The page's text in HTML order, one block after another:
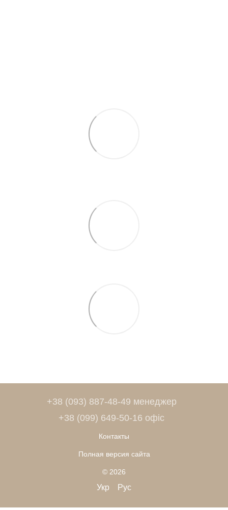
+38 (093) 887-48-49 менеджер
+38 (099) 649-50-16 офіс
Контакты
Полная версия сайта
© 2026
Укр Рус